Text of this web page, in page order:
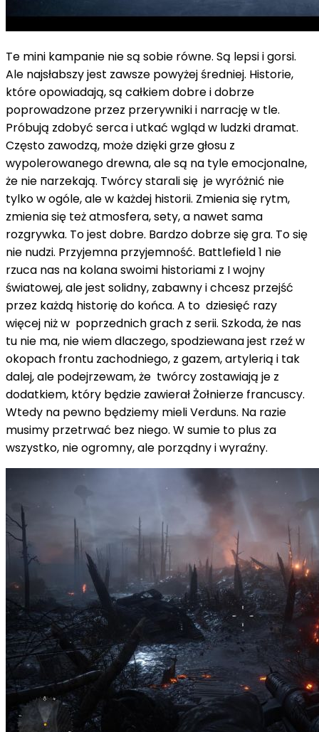
Te mini kampanie nie są sobie równe. Są lepsi i gorsi.
Ale najsłabszy jest zawsze powyżej średniej. Historie,
które opowiadają, są całkiem dobre i dobrze
poprowadzone przez przerywniki i narrację w tle.
Próbują zdobyć serca i utkać wgląd w ludzki dramat.
Często zawodzą, może dzięki grze głosu z
wypolerowanego drewna, ale są na tyle emocjonalne,
że nie narzekają. Twórcy starali się je wyróżnić nie
tylko w ogóle, ale w każdej historii. Zmienia się rytm,
zmienia się też atmosfera, sety, a nawet sama
rozgrywka. To jest dobre. Bardzo dobrze się gra. To się
nie nudzi. Przyjemna przyjemność. Battlefield 1 nie
rzuca nas na kolana swoimi historiami z I wojny
światowej, ale jest solidny, zabawny i chcesz przejść
przez każdą historię do końca. A to dziesięć razy
więcej niż w poprzednich grach z serii. Szkoda, że ​​nas
tu nie ma, nie wiem dlaczego, spodziewana jest rzeź w
okopach frontu zachodniego, z gazem, artylerią i tak
dalej, ale podejrzewam, że twórcy zostawiają je z
dodatkiem, który będzie zawierał Żołnierze francuscy.
Wtedy na pewno będziemy mieli Verduns. Na razie
musimy przetrwać bez niego. W sumie to plus za
wszystko, nie ogromny, ale porządny i wyraźny.